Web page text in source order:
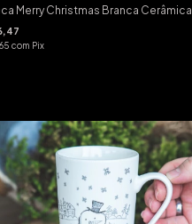
Merry Christmas Branca Cerâmica
com Pix